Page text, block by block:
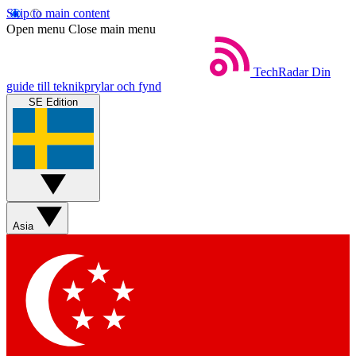
Skip to main content
Open menu Close main menu
TechRadar Din
guide till teknikprylar och fynd
SE Edition
Asia